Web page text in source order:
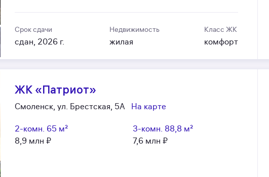
Срок сдачи
сдан, 2026 г.
Недвижимость
жилая
Класс ЖК
комфорт
ЖК «Патриот»
Смоленск, ул. Брестская, 5А На карте
2-комн. 65 м²
8,9 млн ₽
3-комн. 88,8 м²
7,6 млн ₽